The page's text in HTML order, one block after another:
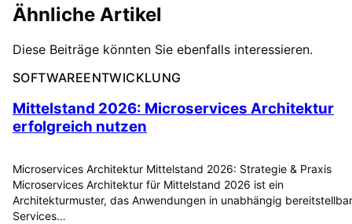
Ähnliche Artikel
Diese Beiträge könnten Sie ebenfalls interessieren.
SOFTWAREENTWICKLUNG
Mittelstand 2026: Microservices Architektur
erfolgreich nutzen
Microservices Architektur Mittelstand 2026: Strategie & Praxis
Microservices Architektur für Mittelstand 2026 ist ein
Architekturmuster, das Anwendungen in unabhängig
Services…